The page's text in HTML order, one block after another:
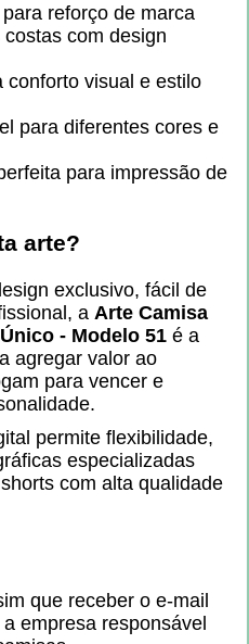
reforço de marca
com design
conforto visual e estilo
para diferentes cores e
para impressão de
arte?
exclusivo, fácil de
a Arte Camisa
- Modelo 51 é a
agregar valor ao
para vencer e
permite flexibilidade,
especializadas
com alta qualidade
que receber o e-mail
empresa responsável